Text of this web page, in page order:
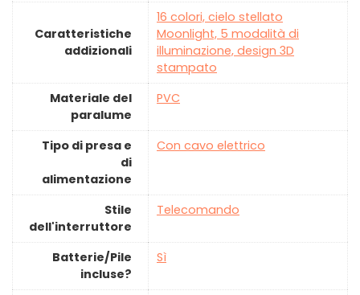
Caratteristiche
addizionali
‎16 colori, cielo stellato
Moonlight, 5 modalità di
illuminazione, design 3D
stampato
Materiale del
paralume
‎PVC
Tipo di presa e
di
alimentazione
‎Con cavo elettrico
Stile
dell'interruttore
‎Telecomando
Batterie/Pile
incluse?
‎Sì